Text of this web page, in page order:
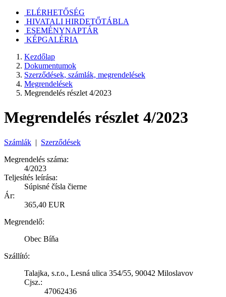
ELÉRHETŐSÉG
HIVATALI HIRDETŐTÁBLA
ESEMÉNYNAPTÁR
KÉPGALÉRIA
Kezdőlap
Dokumentumok
Szerződések, számlák, megrendelések
Megrendelések
Megrendelés részlet 4/2023
Megrendelés részlet 4/2023
Számlák | Szerződések
Megrendelés száma:
4/2023
Teljesítés leírása:
Súpisné čísla čierne
Ár:
365,40 EUR
Megrendelő:
Obec Bíňa
Szállító:
Talajka, s.r.o., Lesná ulica 354/55, 90042 Miloslavov
Cjsz.:
47062436